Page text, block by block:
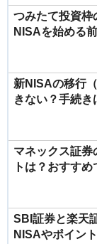
つみたて投資枠
NISAを始める
新NISAの移行
きない？手続き
マネックス証券
トは？おすす
SBI証券と楽天
NISAやポイン